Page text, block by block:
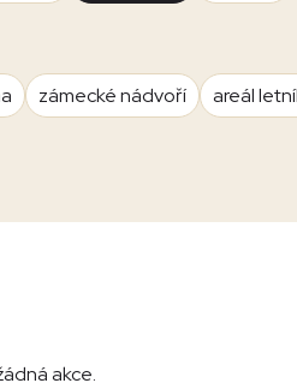
zámecké nádvoří areál
akce.